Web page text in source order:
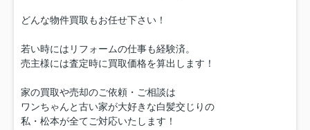
どんな物件買取もお任せ下さい！
若い時にはリフォームの仕事も経験済。
売主様には査定時に買取価格を算出します！
家の買取や売却のご依頼・ご相談は
ワンちゃんと古い家が大好きな白髪交じりの
私・松本が全てご対応いたします！